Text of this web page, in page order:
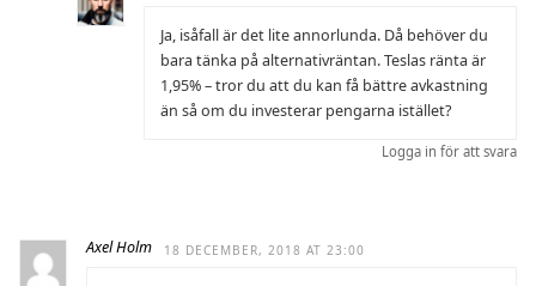
Ja, isåfall är det lite annorlunda. Då behöver du
bara tänka på alternativräntan. Teslas ränta är
1,95% – tror du att du kan få bättre avkastning
än så om du investerar pengarna istället?
Logga in för att svara
Axel Holm 18 DECEMBER, 2018 AT 23:00